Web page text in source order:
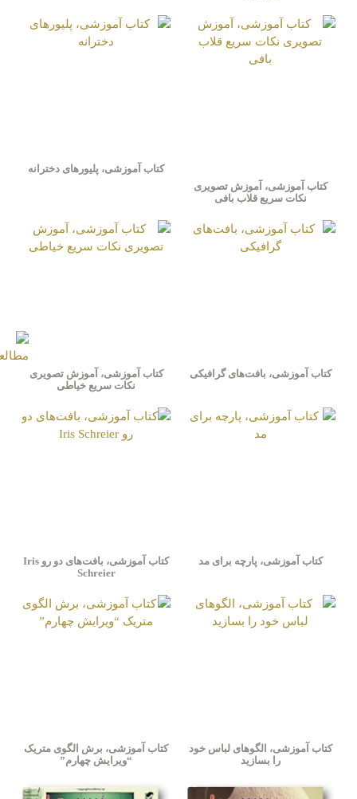
کتاب آموزشی، آموزش تصویری
نکات سریع قلاب بافی
کتاب آموزشی، پلیورهای دخترانه
کتاب آموزشی، بافت‌های گرافیکی
کتاب آموزشی، آموزش تصویری
نکات سریع خیاطی
کتاب آموزشی، پارچه برای مد
کتاب آموزشی، بافت‌های دو رو Iris
Schreier
کتاب آموزشی، الگوهای لباس خود
را بسازید
کتاب آموزشی، برش الگوی متریک
“ویرایش چهارم”